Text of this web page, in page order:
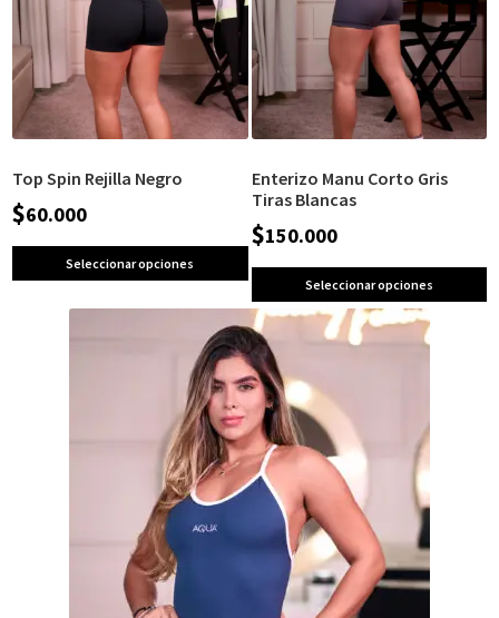
Top Spin Rejilla Negro
$60.000
Seleccionar opciones
Enterizo Manu Corto Gris
Tiras Blancas
$150.000
Seleccionar opciones